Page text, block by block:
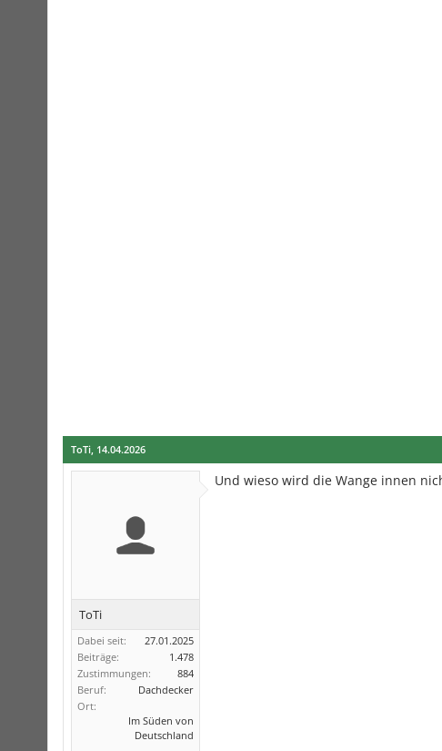
ToTi, 14.04.2026
ToTi
Dabei seit:
27.01.2025
Beiträge:
1.478
Zustimmungen:
884
Beruf:
Dachdecker
Ort:
Im Süden von
Deutschland
Und wieso wird die Wange innen